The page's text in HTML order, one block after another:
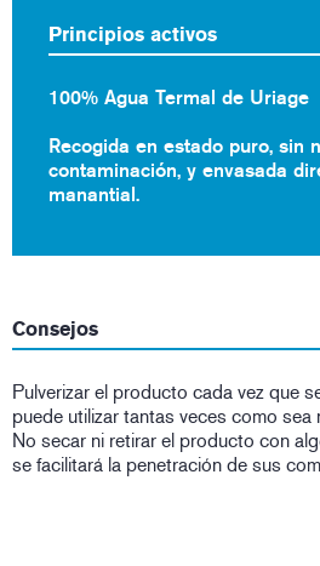
Principios activos
100% Agua Termal de Uriage
Recogida en estado puro, sin
contaminación, y envasada
manantial.
Consejos
Pulverizar el producto cada vez que
puede utilizar tantas veces como sea
No secar ni retirar el producto con
se facilitará la penetración de sus